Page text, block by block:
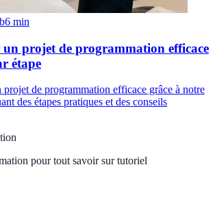
6 min
un projet de programmation efficace
étape
projet de programmation efficace grâce à notre
des étapes pratiques et des conseils
pour tout savoir sur tutoriel